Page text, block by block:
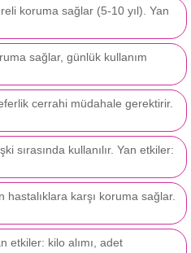
koruma sağlar (5-10 yıl). Yan
sağlar, günlük kullanım
cerrahi müdahale gerektirir.
sırasında kullanılır. Yan etkiler:
karşı koruma sağlar.
etkiler: kilo alımı, adet